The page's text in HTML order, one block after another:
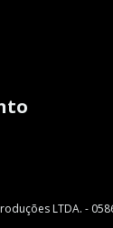
LTDA. -